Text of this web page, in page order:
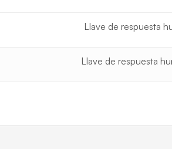
Llave de respuesta
Llave de respuesta